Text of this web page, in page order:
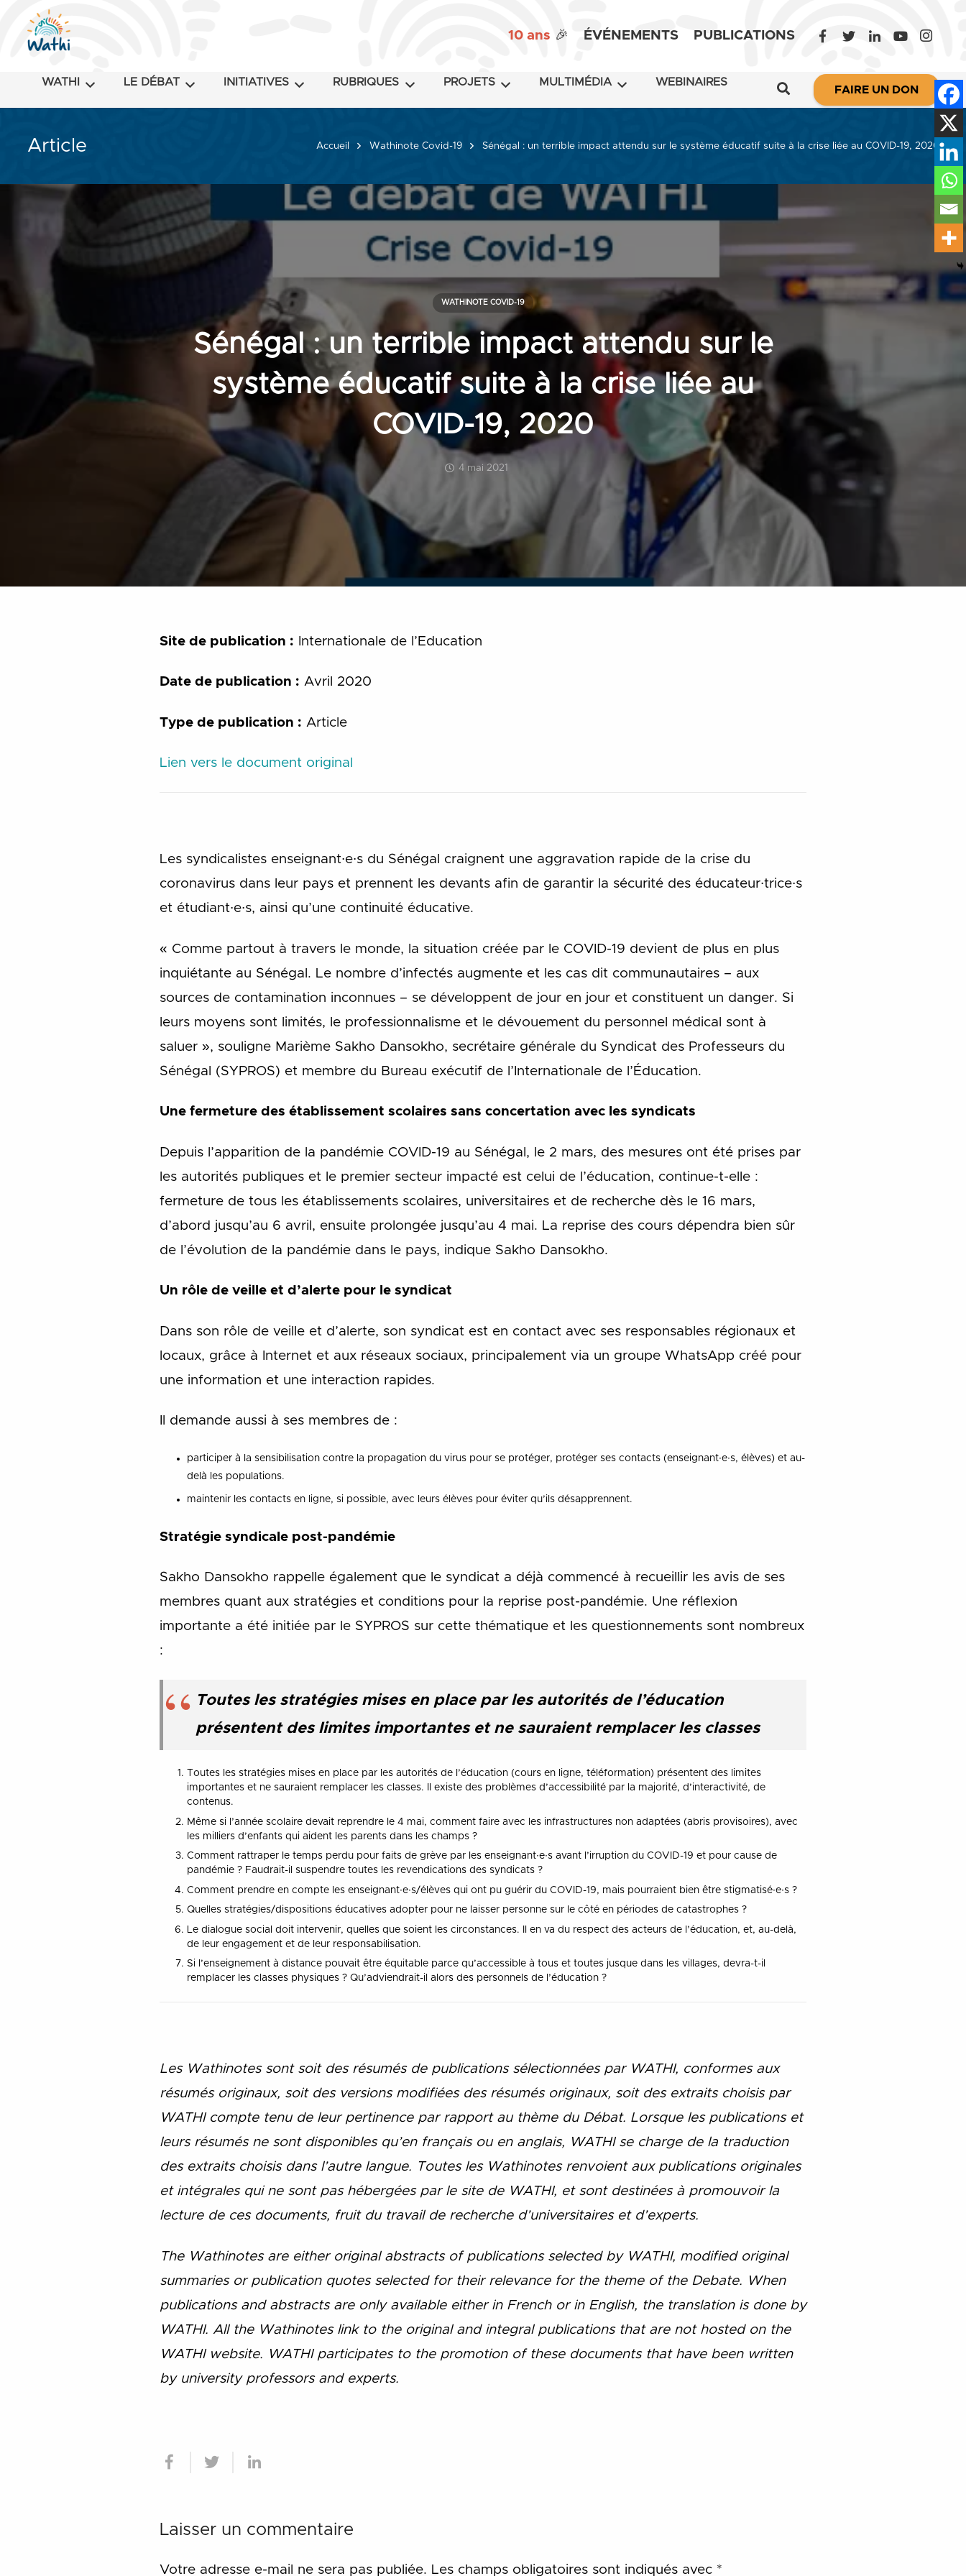
10 ans 🎉 ÉVÉNEMENTS PUBLICATIONS
WATHI LE DÉBAT INITIATIVES RUBRIQUES PROJETS MULTIMÉDIA WEBINAIRES
FAIRE UN DON
Article Accueil Wathinote Covid-19 Sénégal : un terrible impact attendu sur le système éducatif suite à la crise liée au COVID-19, 2020
Sénégal : un terrible impact attendu sur le
système éducatif suite à la crise liée au
COVID-19, 2020
4 mai 2021
WATHINOTE COVID-19
Site de publication : Internationale de l’Education
Date de publication : Avril 2020
Type de publication : Article
Lien vers le document original
Les syndicalistes enseignant∙e∙s du Sénégal craignent une aggravation rapide de la crise du
coronavirus dans leur pays et prennent les devants afin de garantir la sécurité des éducateur∙trice∙s
et étudiant∙e∙s, ainsi qu’une continuité éducative.
« Comme partout à travers le monde, la situation créée par le COVID-19 devient de plus en plus
inquiétante au Sénégal. Le nombre d’infectés augmente et les cas dit communautaires – aux
sources de contamination inconnues – se développent de jour en jour et constituent un danger. Si
leurs moyens sont limités, le professionnalisme et le dévouement du personnel médical sont à
saluer », souligne Marième Sakho Dansokho, secrétaire générale du Syndicat des Professeurs du
Sénégal (SYPROS) et membre du Bureau exécutif de l’Internationale de l’Éducation.
Une fermeture des établissement scolaires sans concertation avec les syndicats
Depuis l’apparition de la pandémie COVID-19 au Sénégal, le 2 mars, des mesures ont été prises par
les autorités publiques et le premier secteur impacté est celui de l’éducation, continue-t-elle :
fermeture de tous les établissements scolaires, universitaires et de recherche dès le 16 mars,
d’abord jusqu’au 6 avril, ensuite prolongée jusqu’au 4 mai. La reprise des cours dépendra bien sûr
de l’évolution de la pandémie dans le pays, indique Sakho Dansokho.
Un rôle de veille et d’alerte pour le syndicat
Dans son rôle de veille et d’alerte, son syndicat est en contact avec ses responsables régionaux et
locaux, grâce à Internet et aux réseaux sociaux, principalement via un groupe WhatsApp créé pour
une information et une interaction rapides.
Il demande aussi à ses membres de :
participer à la sensibilisation contre la propagation du virus pour se protéger, protéger ses contacts (enseignant∙e∙s, élèves) et au-
delà les populations.
maintenir les contacts en ligne, si possible, avec leurs élèves pour éviter qu’ils désapprennent.
Stratégie syndicale post-pandémie
Sakho Dansokho rappelle également que le syndicat a déjà commencé à recueillir les avis de ses
membres quant aux stratégies et conditions pour la reprise post-pandémie. Une réflexion
importante a été initiée par le SYPROS sur cette thématique et les questionnements sont nombreux
:
Toutes les stratégies mises en place par les autorités de l’éducation
présentent des limites importantes et ne sauraient remplacer les classes
Toutes les stratégies mises en place par les autorités de l’éducation (cours en ligne, téléformation) présentent des limites
importantes et ne sauraient remplacer les classes. Il existe des problèmes d’accessibilité par la majorité, d’interactivité, de
contenus.
Même si l’année scolaire devait reprendre le 4 mai, comment faire avec les infrastructures non adaptées (abris provisoires), avec
les milliers d’enfants qui aident les parents dans les champs ?
Comment rattraper le temps perdu pour faits de grève par les enseignant∙e∙s avant l’irruption du COVID-19 et pour cause de
pandémie ? Faudrait-il suspendre toutes les revendications des syndicats ?
Comment prendre en compte les enseignant∙e∙s/élèves qui ont pu guérir du COVID-19, mais pourraient bien être stigmatisé∙e∙s ?
Quelles stratégies/dispositions éducatives adopter pour ne laisser personne sur le côté en périodes de catastrophes ?
Le dialogue social doit intervenir, quelles que soient les circonstances. Il en va du respect des acteurs de l’éducation, et, au-delà,
de leur engagement et de leur responsabilisation.
Si l’enseignement à distance pouvait être équitable parce qu’accessible à tous et toutes jusque dans les villages, devra-t-il
remplacer les classes physiques ? Qu’adviendrait-il alors des personnels de l’éducation ?
Les Wathinotes sont soit des résumés de publications sélectionnées par WATHI, conformes aux
résumés originaux, soit des versions modifiées des résumés originaux, soit des extraits choisis par
WATHI compte tenu de leur pertinence par rapport au thème du Débat. Lorsque les publications et
leurs résumés ne sont disponibles qu’en français ou en anglais, WATHI se charge de la traduction
des extraits choisis dans l’autre langue. Toutes les Wathinotes renvoient aux publications originales
et intégrales qui ne sont pas hébergées par le site de WATHI, et sont destinées à promouvoir la
lecture de ces documents, fruit du travail de recherche d’universitaires et d’experts.
The Wathinotes are either original abstracts of publications selected by WATHI, modified original
summaries or publication quotes selected for their relevance for the theme of the Debate. When
publications and abstracts are only available either in French or in English, the translation is done by
WATHI. All the Wathinotes link to the original and integral publications that are not hosted on the
WATHI website. WATHI participates to the promotion of these documents that have been written
by university professors and experts.
Laisser un commentaire
Votre adresse e-mail ne sera pas publiée. Les champs obligatoires sont indiqués avec *